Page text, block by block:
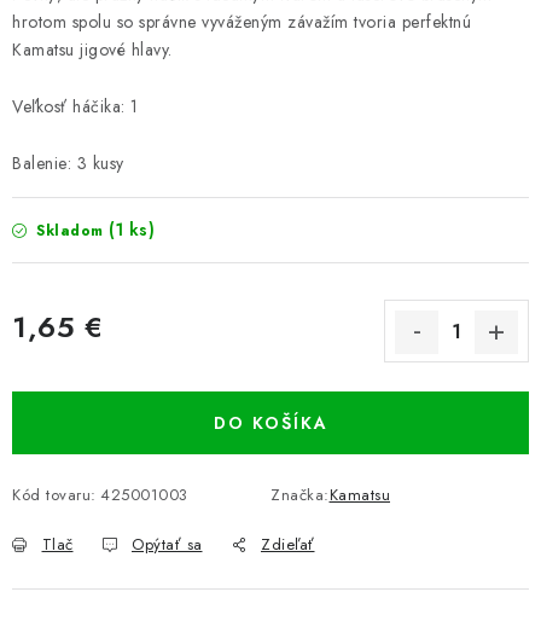
ZNAČKY
Navštívte našu predajňu vo Dvoroch nad Žitavou »
hrotom spolu so správne vyváženým závažím tvoria perfektnú
Kamatsu jigové hlavy.
Veľkosť háčika: 1
Balenie: 3 kusy
Skladom (1 ks)
1,65 €
DO KOŠÍKA
Kód tovaru: 425001003 Značka:Kamatsu
Tlač Opýtať sa Zdieľať